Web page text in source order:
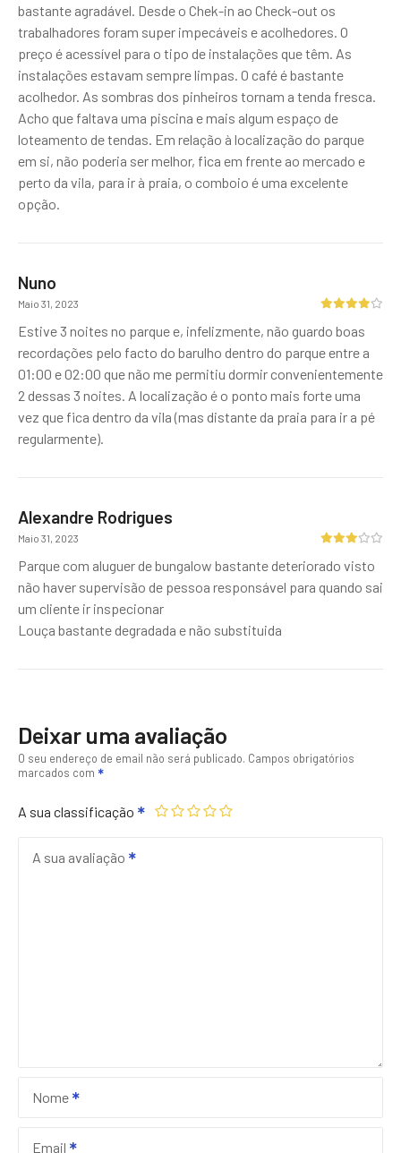
bastante agradável. Desde o Chek-in ao Check-out os
trabalhadores foram super impecáveis e acolhedores. O
preço é acessível para o tipo de instalações que têm. As
instalações estavam sempre limpas. O café é bastante
acolhedor. As sombras dos pinheiros tornam a tenda fresca.
Acho que faltava uma piscina e mais algum espaço de
loteamento de tendas. Em relação à localização do parque
em si, não poderia ser melhor, fica em frente ao mercado e
perto da vila, para ir à praia, o comboio é uma excelente
opção.
Nuno
Maio 31, 2023
Estive 3 noites no parque e, infelizmente, não guardo boas
recordações pelo facto do barulho dentro do parque entre a
01:00 e 02:00 que não me permitiu dormir convenientemente
2 dessas 3 noites. A localização é o ponto mais forte uma
vez que fica dentro da vila (mas distante da praia para ir a pé
regularmente).
Alexandre Rodrigues
Maio 31, 2023
Parque com aluguer de bungalow bastante deteriorado visto
não haver supervisão de pessoa responsável para quando sai
um cliente ir inspecionar
Louça bastante degradada e não substituida
Deixar uma avaliação
O seu endereço de email não será publicado. Campos obrigatórios
marcados com
A sua classificação
A sua avaliação
Nome
Email